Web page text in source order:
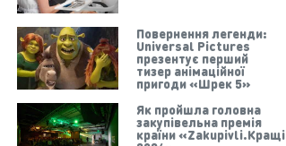
Повернення легенди:
Universal Pictures
презентує перший
тизер анімаційної
пригоди «Шрек 5»
Як пройшла головна
закупівельна премія
країни «Zakupivli.Кращі